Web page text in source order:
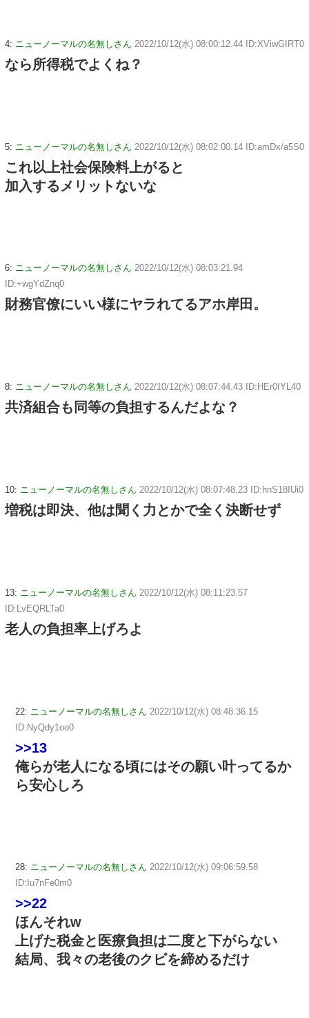
4: ニューノーマルの名無しさん 2022/10/12(水) 08:00:12.44 ID:XViwGIRT0
なら所得税でよくね？
5: ニューノーマルの名無しさん 2022/10/12(水) 08:02:00.14 ID:amDx/a5S0
これ以上社会保険料上がると
加入するメリットないな
6: ニューノーマルの名無しさん 2022/10/12(水) 08:03:21.94
ID:+wgYdZnq0
財務官僚にいい様にヤラれてるアホ岸田。
8: ニューノーマルの名無しさん 2022/10/12(水) 08:07:44.43 ID:HEr0IYL40
共済組合も同等の負担するんだよな？
10: ニューノーマルの名無しさん 2022/10/12(水) 08:07:48.23 ID:hnS18IUi0
増税は即決、他は聞く力とかで全く決断せず
13: ニューノーマルの名無しさん 2022/10/12(水) 08:11:23.57
ID:LvEQRLTa0
老人の負担率上げろよ
22: ニューノーマルの名無しさん 2022/10/12(水) 08:48:36.15
ID:NyQdy1oo0
>>13
俺らが老人になる頃にはその願い叶ってるか
ら安心しろ
28: ニューノーマルの名無しさん 2022/10/12(水) 09:06:59.58
ID:Iu7nFe0m0
>>22
ほんそれw
上げた税金と医療負担は二度と下がらない
結局、我々の老後のクビを締めるだけ